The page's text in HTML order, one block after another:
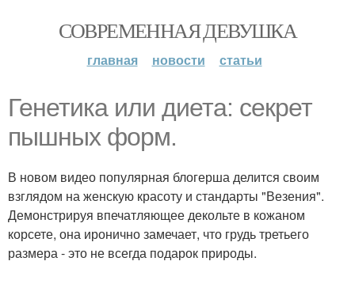
СОВРЕМЕННАЯ ДЕВУШКА
главная новости статьи
Генетика или диета: секрет
пышных форм.
В новом видео популярная блогерша делится своим
взглядом на женскую красоту и стандарты "Везения".
Демонстрируя впечатляющее декольте в кожаном
корсете, она иронично замечает, что грудь третьего
размера - это не всегда подарок природы.